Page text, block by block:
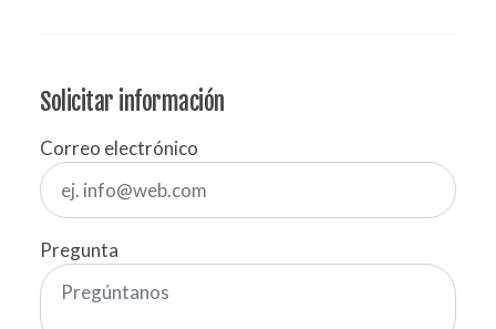
Solicitar información
Correo electrónico
Pregunta